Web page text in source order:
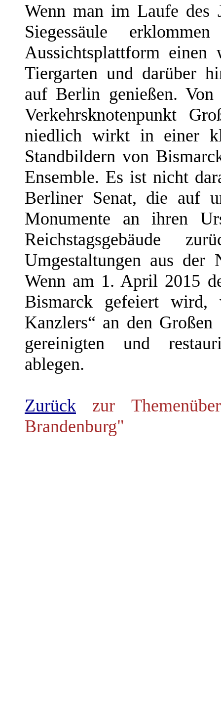
Wenn man im Laufe des
Siegessäule
Aussichtsplattform einen
Tiergarten und darüber
auf Berlin genießen.
Verkehrsknotenpunkt
niedlich wirkt in einer
Standbildern von
Ensemble. Es ist nicht
Berliner Senat, die auf
Monumente an ihren
Reichstagsgebäude
Umgestaltungen aus der
Wenn am 1. April 2015
Bismarck gefeiert wird,
Kanzlers“ an den
gereinigten und
ablegen.
Zurück zur
Brandenburg"